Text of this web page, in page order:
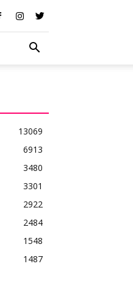
13069
6913
3480
3301
2922
2484
1548
1487